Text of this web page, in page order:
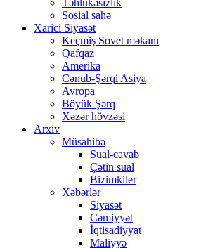
Təhlükəsizlik
Sosial sahə
Xarici Siyasət
Keçmiş Sovet məkanı
Qafqaz
Amerika
Cənub-Şərqi Asiya
Avropa
Böyük Şərq
Xəzər hövzəsi
Arxiv
Müsahibə
Sual-cavab
Çətin sual
Bizimkiler
Xəbərlər
Siyasət
Cəmiyyət
İqtisadiyyat
Maliyyə